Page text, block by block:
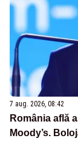
7 aug. 2026, 08:42
România află
Moody’s.